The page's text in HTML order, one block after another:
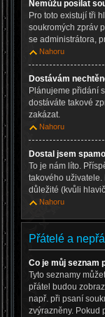
Nemůžu posílat
Pro toto existují tři
soukromých zpráv
se administrátora,
Nahoru
Dostávám
Plánujeme přidání
dostáváte takové
zakázat.
Nahoru
Dostal jsem
To je nám líto.
takového uživatele.
důležité (kvůli
Nahoru
Přátelé a
Co je můj seznam
Tyto seznamy
přátel budou
např. při psaní
zvýrazněny. Pokud